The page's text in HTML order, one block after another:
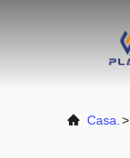
Casa. >